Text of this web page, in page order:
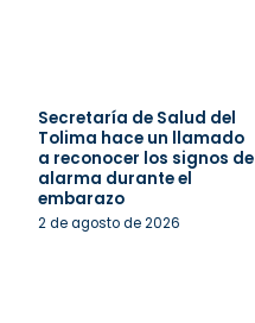
Secretaría de Salud del
Tolima hace un llamado
a reconocer los signos de
alarma durante el
embarazo
2 de agosto de 2026